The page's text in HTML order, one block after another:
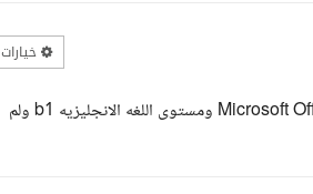
خيارات
السلام عليكم ورحمه الله وبركاته معك فاطمه سليم متفرغه للعمل تماما واجيد استخدام Microsoft Office ومستوى اللغه الانجليزيه b1 ولم